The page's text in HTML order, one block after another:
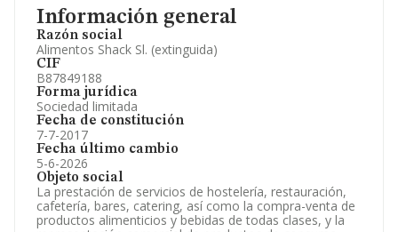
Información general
Razón social
Alimentos Shack Sl. (extinguida)
CIF
B87849188
Forma jurídica
Sociedad limitada
Fecha de constitución
7-7-2017
Fecha último cambio
5-6-2026
Objeto social
La prestación de servicios de hostelería, restauración,
cafetería, bares, catering, así como la compra-venta de
productos alimenticios y bebidas de todas clases, y la
Información oficial y registral complementaria.